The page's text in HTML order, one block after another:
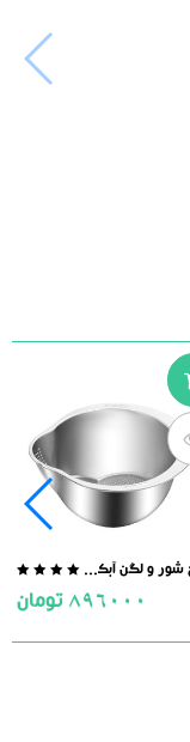
برنج شور و لگن آبکش دار استیل
896000 تومان